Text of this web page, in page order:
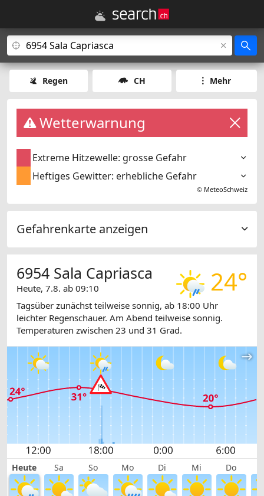
Regen CH Mehr
Wetterwarnung
Extreme Hitzewelle: grosse Gefahr
Heftiges Gewitter: erhebliche Gefahr
© MeteoSchweiz
Gefahrenkarte anzeigen
24°
6954 Sala Capriasca
Heute, 7.8. ab 09:10
Tagsüber zunächst teilweise sonnig, ab 18:00 Uhr
leichter Regenschauer. Am Abend teilweise sonnig.
Temperaturen zwischen 23 und 31 Grad.
Heute Sa So Mo Di Mi Do